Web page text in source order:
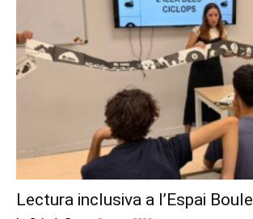
Lectura inclusiva a l’Espai Boule